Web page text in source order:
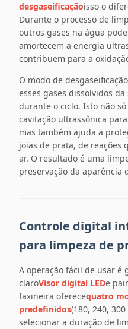
desgaseificaçãoisso o
Durante o processo de
outros gases na água
amortecem a energia
contribuem para a
O modo de
esses gases dissolvidos
durante o ciclo. Isto não
cavitação ultrassônica
mas também ajuda a
joias de prata, de reações
ar. O resultado é uma
preservação da aparência
Controle digital
para limpeza de
A operação fácil de usar é
claroVisor digital LEDe
faxineira oferecequatro
predefinidos(180, 240,
selecionar a duração de